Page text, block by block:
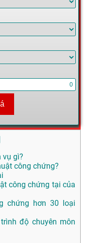
vụ gì?
công chứng?
công chứng tại của
chứng hơn 30 loại
độ chuyên môn